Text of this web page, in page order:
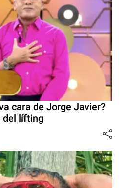
cara de Jorge Javier?
del lífting